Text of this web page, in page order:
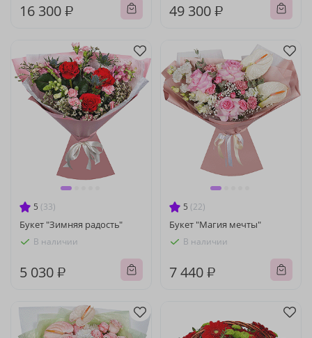
16 300 ₽ 49 300 ₽
5 (33)
Букет "Зимняя радость"
В наличии
5 030 ₽
5 (22)
Букет "Магия мечты"
В наличии
7 440 ₽